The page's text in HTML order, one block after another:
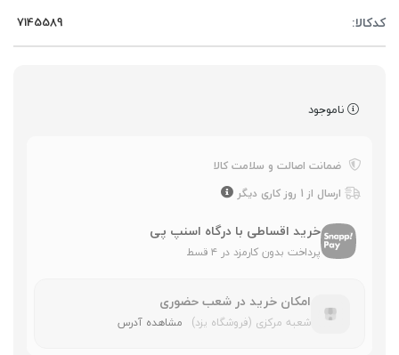
کدکالا:
ناموجود
ضمانت اصالت و سلامت کالا
ارسال از 1 روز کاری دیگر
خرید اقساطی با درگاه اسنپ پی
پرداخت بدون کارمزد در ۴ قسط
امکان خرید در شعب حضوری
شعبه مرکزی (فروشگاه یزد) مشاهده آدرس